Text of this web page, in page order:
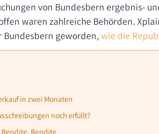
von Bundesbern ergebnis-
waren zahlreiche Behörden.
Bundesbern geworden,wie die
in zwei Monaten
noch erfüllt?
Rendite